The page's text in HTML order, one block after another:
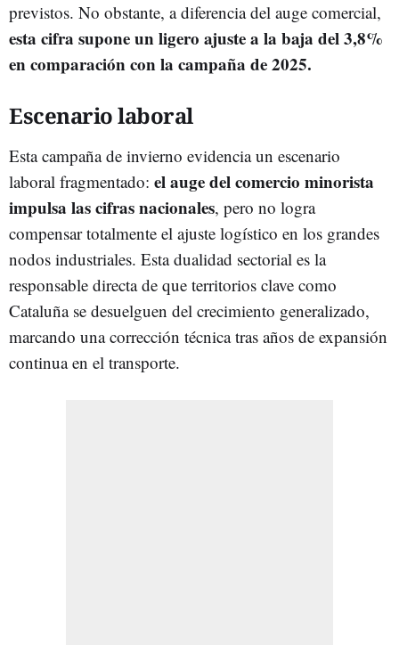
previstos. No obstante, a diferencia del auge comercial,
esta cifra supone un ligero ajuste a la baja del 3,8%
en comparación con la campaña de 2025.
Escenario laboral
Esta campaña de invierno evidencia un escenario
laboral fragmentado: el auge del comercio minorista
impulsa las cifras nacionales, pero no logra
compensar totalmente el ajuste logístico en los grandes
nodos industriales. Esta dualidad sectorial es la
responsable directa de que territorios clave como
Cataluña se desuelguen del crecimiento generalizado,
marcando una corrección técnica tras años de expansión
continua en el transporte.